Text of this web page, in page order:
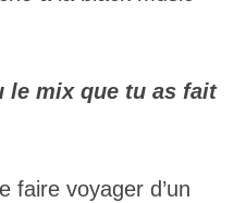
le mix que tu as fait
faire voyager d’un